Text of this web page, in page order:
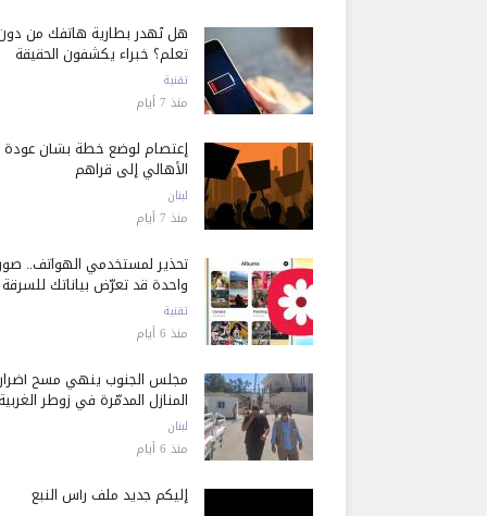
هل تُهدر بطارية هاتفك من
تعلم؟ خبراء يكشفون الحقيقة
تقنية
منذ 7 أيام
إعتصام لوضع خطة بشأن عودة
الأهالي إلى قراهم
لبنان
منذ 7 أيام
تحذير لمستخدمي الهواتف..
واحدة قد تعرّض بياناتك للسرقة
تقنية
منذ 6 أيام
مجلس الجنوب ينهي مسح أضرار
المنازل المدمّرة في زوطر الغربية
لبنان
منذ 6 أيام
إليكم جديد ملف رأس النبع